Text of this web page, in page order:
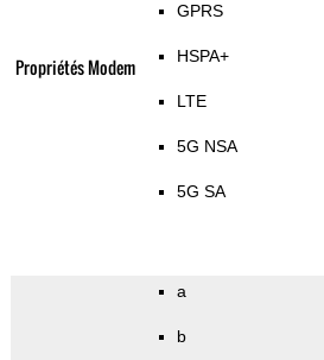
Propriétés Modem
GPRS
HSPA+
LTE
5G NSA
5G SA
a
b